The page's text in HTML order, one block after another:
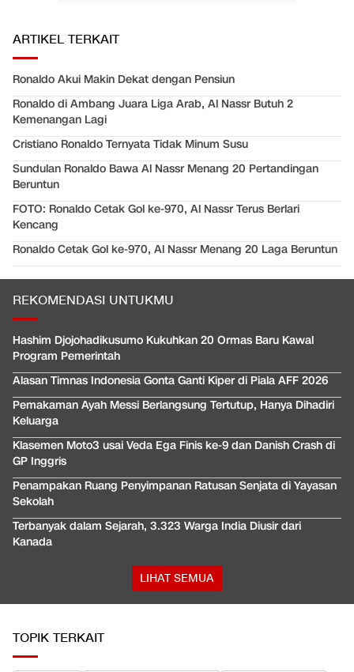
ARTIKEL TERKAIT
Ronaldo Akui Makin Dekat dengan Pensiun
Ronaldo di Ambang Juara Liga Arab, Al Nassr Butuh 2
Kemenangan Lagi
Cristiano Ronaldo Ternyata Tidak Minum Susu
Sundulan Ronaldo Bawa Al Nassr Menang 20 Pertandingan
Beruntun
FOTO: Ronaldo Cetak Gol ke-970, Al Nassr Terus Berlari
Kencang
Ronaldo Cetak Gol ke-970, Al Nassr Menang 20 Laga Beruntun
REKOMENDASI UNTUKMU
Hashim Djojohadikusumo Kukuhkan 20 Ormas Baru Kawal
Program Pemerintah
Alasan Timnas Indonesia Gonta Ganti Kiper di Piala AFF 2026
Pemakaman Ayah Messi Berlangsung Tertutup, Hanya Dihadiri
Keluarga
Klasemen Moto3 usai Veda Ega Finis ke-9 dan Danish Crash di
GP Inggris
Penampakan Ruang Penyimpanan Ratusan Senjata di Yayasan
Sekolah
Terbanyak dalam Sejarah, 3.323 Warga India Diusir dari
Kanada
LIHAT SEMUA
TOPIK TERKAIT